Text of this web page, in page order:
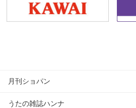
月刊ショパン
うたの雑誌ハンナ